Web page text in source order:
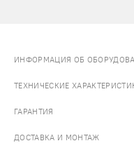
ИНФОРМАЦИЯ ОБ
ТЕХНИЧЕСКИЕ
ГАРАНТИЯ
ДОСТАВКА И МОНТАЖ